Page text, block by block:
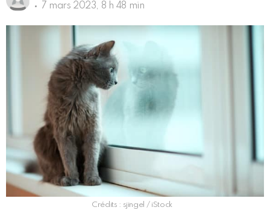
7 mars 2023, 8 h 48 min
Crédits : sjingel / iStock